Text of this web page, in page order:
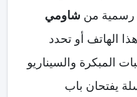
رسمية من شاومي
الهاتف أو تحدد
المبكرة والسيناريو
يفتحان باب